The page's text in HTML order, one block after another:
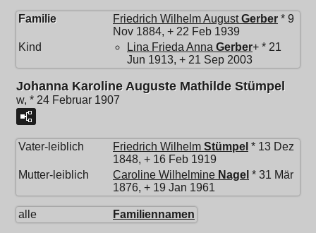
Familie Friedrich Wilhelm August Gerber * 9
Nov 1884, + 22 Feb 1939
Kind
Lina Frieda Anna Gerber+ * 21
Jun 1913, + 21 Sep 2003
Johanna Karoline Auguste Mathilde Stümpel
w, * 24 Februar 1907
Vater-leiblich Friedrich Wilhelm Stümpel * 13 Dez
1848, + 16 Feb 1919
Mutter-leiblich
Caroline Wilhelmine Nagel * 31 Mär
1876, + 19 Jan 1961
alle Familiennamen